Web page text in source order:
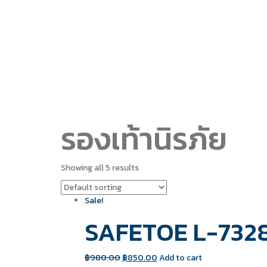
รองเท้านิรภัย
Showing all 5 results
Sale!
SAFETOE L-
฿980.00฿850.00Add to cart